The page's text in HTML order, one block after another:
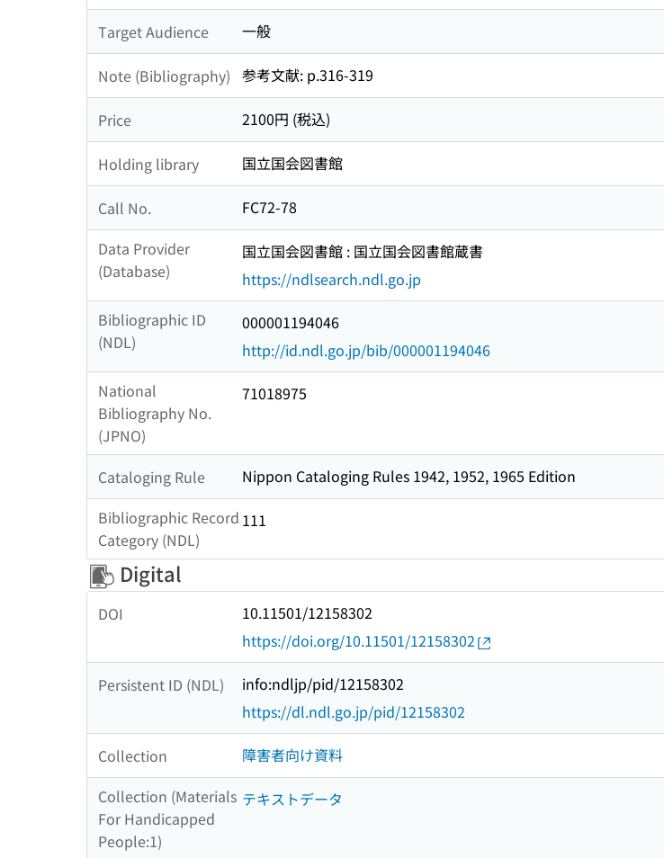
Target Audience 一般
Note (Bibliography) 参考文献: p.316-319
Price 2100円 (税込)
Holding library 国立国会図書館
Call No.
FC72-78
Data Provider
(Database)
国立国会図書館 : 国立国会図書館蔵書
https://ndlsearch.ndl.go.jp
Bibliographic ID
(NDL)
000001194046
http://id.ndl.go.jp/bib/000001194046
National
Bibliography No.
(JPNO)
71018975
Cataloging Rule
Nippon Cataloging Rules 1942, 1952, 1965 Edition
Bibliographic Record
Category (NDL)
111
Digital
DOI
10.11501/12158302
https://doi.org/10.11501/12158302
Persistent ID (NDL)
info:ndljp/pid/12158302
https://dl.ndl.go.jp/pid/12158302
Collection
障害者向け資料
Collection (Materials
For Handicapped
People:1)
テキストデータ